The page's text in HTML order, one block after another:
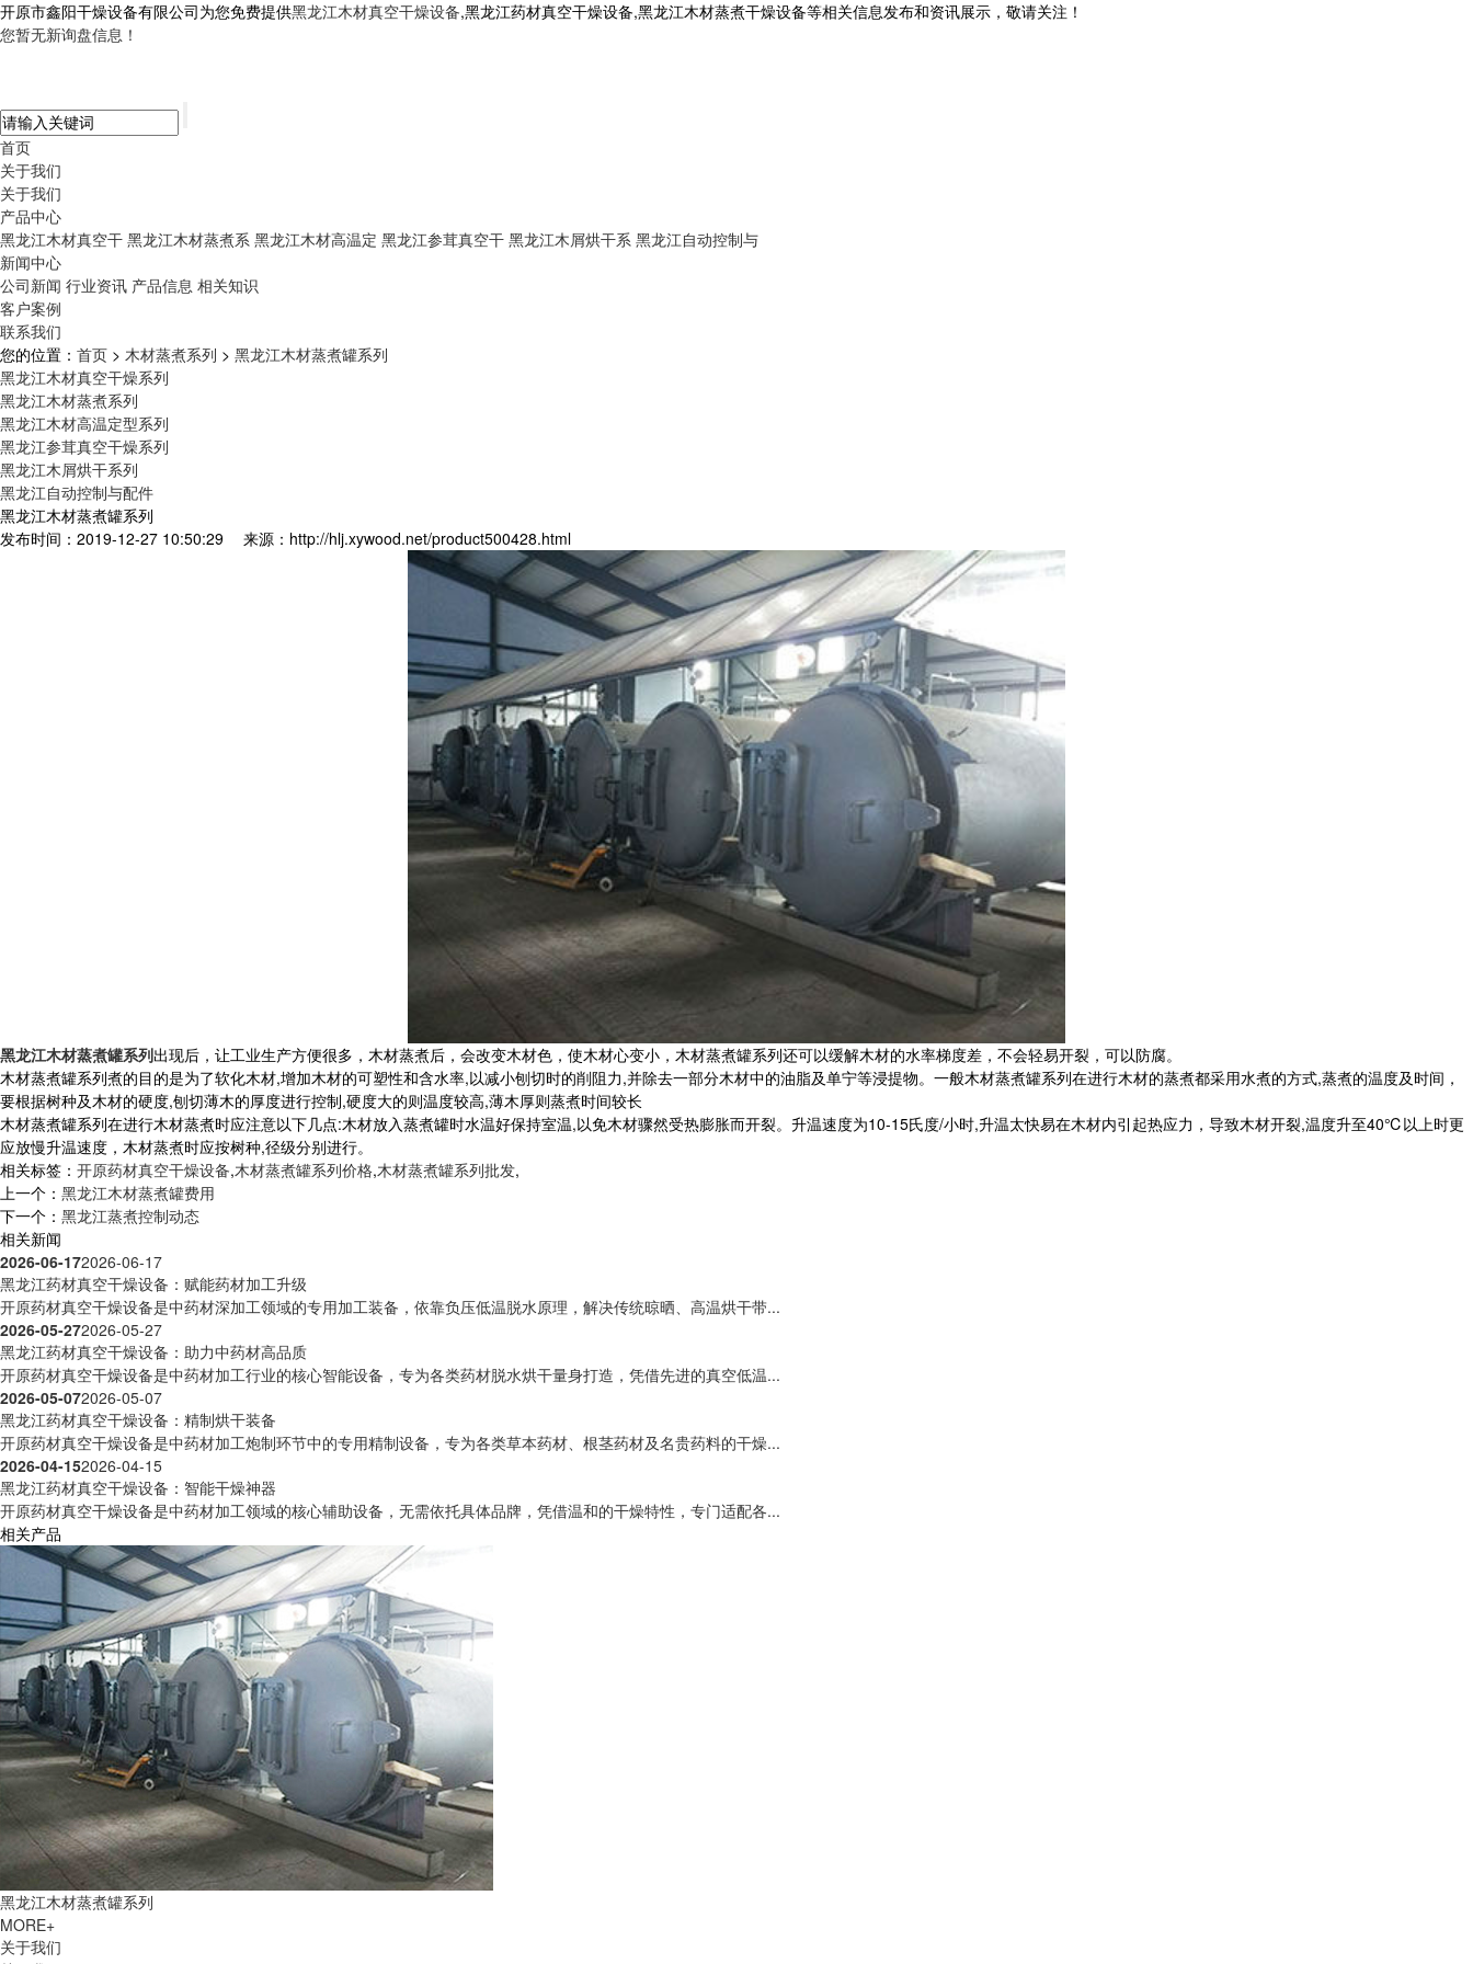
开原市鑫阳干燥设备有限公司为您免费提供黑龙江木材真空干燥设备,黑龙江药材真空干燥设备,黑龙江木材蒸煮干燥设备等相关信息发布和资讯展示，敬请关注！
您暂无新询盘信息！
首页
关于我们
关于我们
产品中心
黑龙江木材真空干 黑龙江木材蒸煮系 黑龙江木材高温定 黑龙江参茸真空干 黑龙江木屑烘干系 黑龙江自动控制与
新闻中心
公司新闻 行业资讯 产品信息 相关知识
客户案例
联系我们
您的位置： 首页 > 木材蒸煮系列 > 黑龙江木材蒸煮罐系列
黑龙江木材真空干燥系列
黑龙江木材蒸煮系列
黑龙江木材高温定型系列
黑龙江参茸真空干燥系列
黑龙江木屑烘干系列
黑龙江自动控制与配件
黑龙江木材蒸煮罐系列
发布时间：2019-12-27 10:50:29
来源：http://hlj.xywood.net/product500428.html
黑龙江木材蒸煮罐系列出现后，让工业生产方便很多，木材蒸煮后，会改变木材色，使木材心变小，木材蒸煮罐系列还可以缓解木材的水率梯度差，不会轻易开裂，可以防腐。
木材蒸煮罐系列煮的目的是为了软化木材,增加木材的可塑性和含水率,以减小刨切时的削阻力,并除去一部分木材中的油脂及单宁等浸提物。一般木材蒸煮罐系列在进行木材的蒸煮都采用水煮的方式,蒸煮的温度及时间，
要根据树种及木材的硬度,刨切薄木的厚度进行控制,硬度大的则温度较高,薄木厚则蒸煮时间较长
木材蒸煮罐系列在进行木材蒸煮时应注意以下几点:木材放入蒸煮罐时水温好保持室温,以免木材骤然受热膨胀而开裂。升温速度为10-15氏度/小时,升温太快易在木材内引起热应力，导致木材开裂,温度升至40℃以上时更
应放慢升温速度，木材蒸煮时应按树种,径级分别进行。
相关标签： 开原药材真空干燥设备,木材蒸煮罐系列价格,木材蒸煮罐系列批发,
上一个： 黑龙江木材蒸煮罐费用
下一个： 黑龙江蒸煮控制动态
相关新闻
2026-06-172026-06-17
黑龙江药材真空干燥设备：赋能药材加工升级
开原药材真空干燥设备是中药材深加工领域的专用加工装备，依靠负压低温脱水原理，解决传统晾晒、高温烘干带...
2026-05-272026-05-27
黑龙江药材真空干燥设备：助力中药材高品质
开原药材真空干燥设备是中药材加工行业的核心智能设备，专为各类药材脱水烘干量身打造，凭借先进的真空低温...
2026-05-072026-05-07
黑龙江药材真空干燥设备：精制烘干装备
开原药材真空干燥设备是中药材加工炮制环节中的专用精制设备，专为各类草本药材、根茎药材及名贵药料的干燥...
2026-04-152026-04-15
黑龙江药材真空干燥设备：智能干燥神器
开原药材真空干燥设备是中药材加工领域的核心辅助设备，无需依托具体品牌，凭借温和的干燥特性，专门适配各...
相关产品
黑龙江木材蒸煮罐系列
MORE+
关于我们